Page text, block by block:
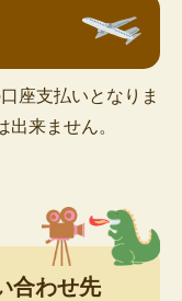
座支払いとなりま
来ません。
合わせ先